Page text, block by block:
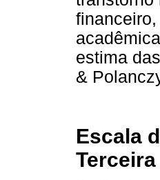
estima
&
Escala
Terceira